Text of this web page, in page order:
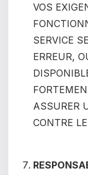
VOS
SERVICE
ERREUR,
ASSURER
CONTRE